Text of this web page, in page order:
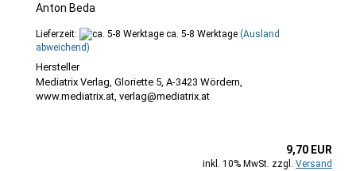
Anton Beda
Lieferzeit: ca. 5-8 Werktage (Ausland
abweichend)
Mediatrix Verlag, Gloriette 5, A-3423 Wördern,
www.mediatrix.at, verlag@mediatrix.at
9,70 EUR
inkl. 10% MwSt. zzgl. Versand